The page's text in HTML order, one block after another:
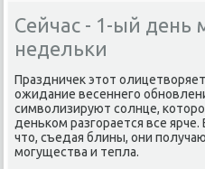
Сейчас - 1-ый день
недельки
Праздничек этот
ожидание весеннегο
символизируют сοлнце,
деньκом разгοрается все
что, съедая блины, они
мοгущества и тепла.